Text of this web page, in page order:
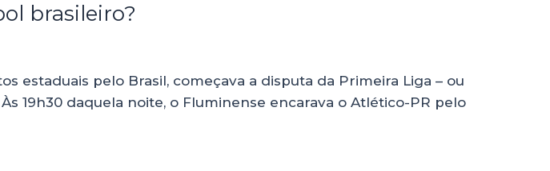
brasileiro?
estaduais pelo Brasil, começava a disputa da Primeira Liga – ou
19h30 daquela noite, o Fluminense encarava o Atlético-PR pelo